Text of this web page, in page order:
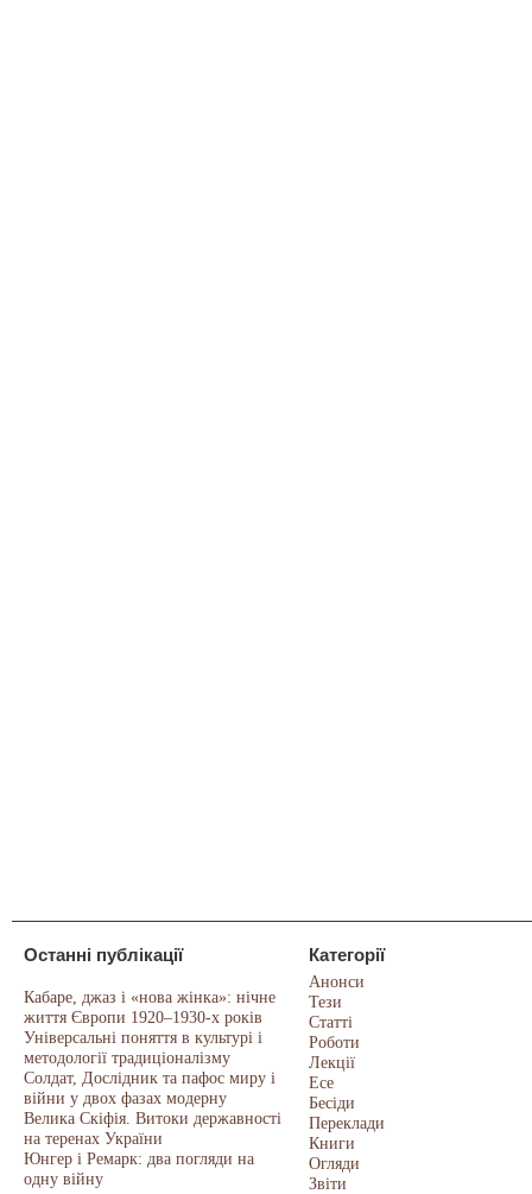
Останні публікації
Кабаре, джаз і «нова жінка»: нічне
життя Європи 1920–1930-х років
Універсальні поняття в культурі і
методології традиціоналізму
Солдат, Дослідник та пафос миру і
війни у двох фазах модерну
Велика Скіфія. Витоки державності
на теренах України
Юнгер і Ремарк: два погляди на
одну війну
Категорії
Анонси
Тези
Статті
Роботи
Лекції
Есе
Бесіди
Переклади
Книги
Огляди
Звіти